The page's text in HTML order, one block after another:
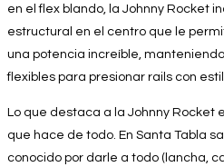
en el flex blando, la Johnny Rocket
estructural en el centro que le
una potencia increíble,
flexibles para presionar rails con
Lo que destaca a la Johnny Rocket
que hace de todo. En Santa Tabla
conocido por darle a todo (lancha,